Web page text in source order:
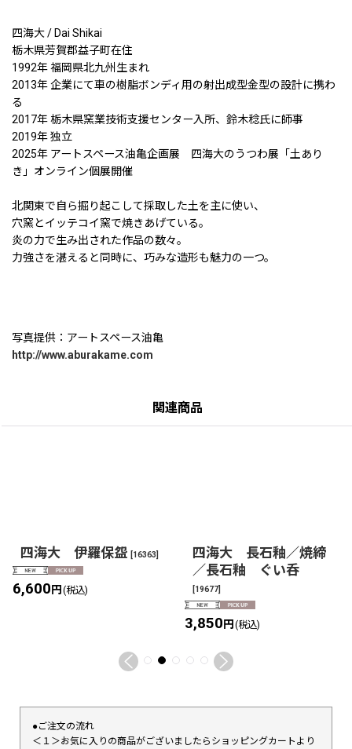
四海大 / Dai Shikai
栃木県芳賀郡益子町在住
1992年 福岡県北九州生まれ
2013年 企業にて車の樹脂ボンディ用の射出成型金型の設計に携わ
る
2017年 栃木県窯業技術支援センター入所、鈴木稔氏に師事
2019年 独立
2025年 アートスペース油亀企画展 四海大のうつわ展「土あり
き」オンライン個展開催
北関東で自ら掘り起こして採取した土を主に使い、
穴窯とイッテコイ窯で焼きあげている。
炎の力で生み出された作品の数々。
力強さを湛えると同時に、巧みな造形も魅力の一つ。
写真提供：アートスペース油亀
http://www.aburakame.com
関連商品
四海大 伊羅保盌 [16363]
6,600円 (税込)
四海大 長石釉／焼締
／長石釉 ぐい呑
[19677]
3,850円 (税込)
●ご注文の流れ
＜１＞お気に入りの商品がございましたらショッピングカートより